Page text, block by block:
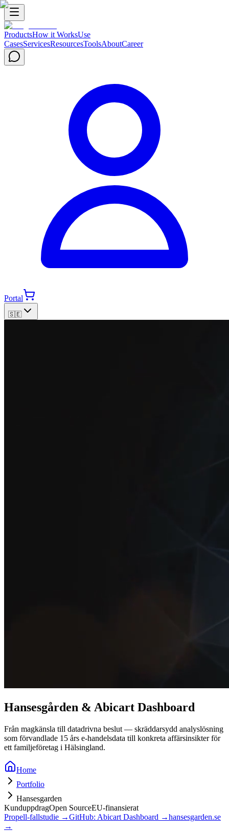
ProductsHow it WorksUse
CasesServicesResourcesToolsAboutCareer
Portal
🇸🇪
Hansesgården & Abicart Dashboard
Från magkänsla till datadrivna beslut — skräddarsydd analyslösning
som förvandlade 15 års e-handelsdata till konkreta affärsinsikter för
ett familjeföretag i Hälsingland.
Home
Portfolio
Hansesgarden
KunduppdragOpen SourceEU-finansierat
Propell-fallstudie →GitHub: Abicart Dashboard →hansesgarden.se
→